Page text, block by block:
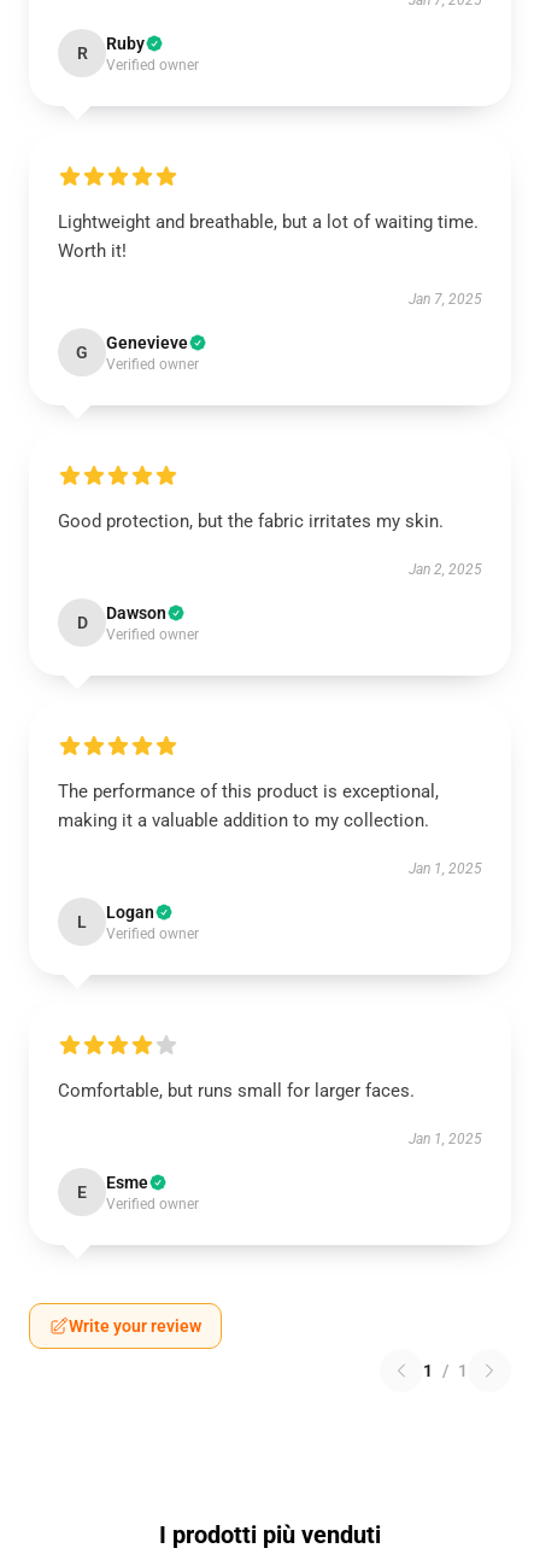
R Ruby
Verified owner
Lightweight and breathable, but a lot of waiting time.
Worth it!
Jan 7, 2025
G Genevieve
Verified owner
Good protection, but the fabric irritates my skin.
Jan 2, 2025
D Dawson
Verified owner
The performance of this product is exceptional,
making it a valuable addition to my collection.
Jan 1, 2025
L Logan
Verified owner
Comfortable, but runs small for larger faces.
Jan 1, 2025
E Esme
Verified owner
Write your review
1 / 1
I prodotti più venduti